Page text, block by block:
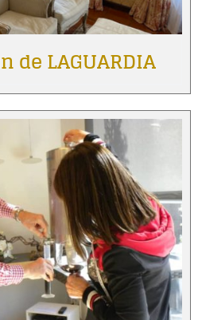
de LAGUARDIA